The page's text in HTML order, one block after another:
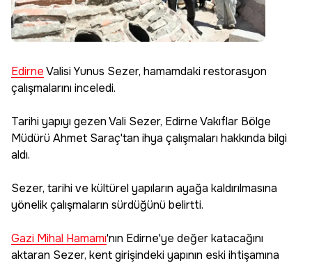
EdirneValisi Yunus Sezer, hamamdaki restorasyon
çalışmalarını inceledi.
Tarihi yapıyı gezen Vali Sezer, Edirne Vakıflar Bölge
Müdürü Ahmet Saraç'tan ihya çalışmaları hakkında bilgi
aldı.
Sezer, tarihi ve kültürel yapıların ayağa kaldırılmasına
yönelik çalışmaların sürdüğünü belirtti.
Gazi Mihal Hamamı'nın Edirne'ye değer katacağını
aktaran Sezer, kent girişindeki yapının eski ihtişamına